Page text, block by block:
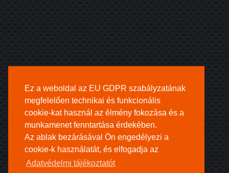
Ez a weboldal az EU GDPR szabályzatának
megfelelően technikai és funkcionális
cookie-kat használ az élmény fokozása és a
munkamenet fenntartása érdekében.
Az ablak bezárásával Ön engedélyezi a
cookie-k használatát, és elfogadja az
Adatvédelmi tájékoztatót